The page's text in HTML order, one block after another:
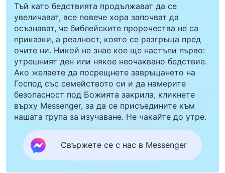
Тъй като бедствията продължават да се
увеличават, все повече хора започват да
осъзнават, че библейските пророчества не са
приказки, а реалност, която се разгръща пред
очите ни. Никой не знае кое ще настъпи първо:
утрешният ден или някое неочаквано бедствие.
Ако желаете да посрещнете завръщането на
Господ със семейството си и да намерите
безопасност под Божията закрила, кликнете
върху Messenger, за да се присъедините към
нашата група за изучаване. Не чакайте до утре.
Свържете се с нас в Messenger